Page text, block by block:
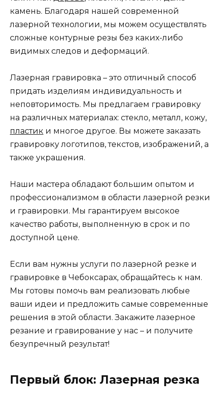
камень. Благодаря нашей современной
лазерной технологии, мы можем осуществлять
сложные контурные резы без каких-либо
видимых следов и деформаций.
Лазерная гравировка – это отличный способ
придать изделиям индивидуальность и
неповторимость. Мы предлагаем гравировку
на различных материалах: стекло, металл, кожу,
пластик и многое другое. Вы можете заказать
гравировку логотипов, текстов, изображений, а
также украшения.
Наши мастера обладают большим опытом и
профессионализмом в области лазерной резки
и гравировки. Мы гарантируем высокое
качество работы, выполненную в срок и по
доступной цене.
Если вам нужны услуги по лазерной резке и
гравировке в Чебоксарах, обращайтесь к нам.
Мы готовы помочь вам реализовать любые
ваши идеи и предложить самые современные
решения в этой области. Закажите лазерное
резание и гравирование у нас – и получите
безупречный результат!
Первый блок: Лазерная резка